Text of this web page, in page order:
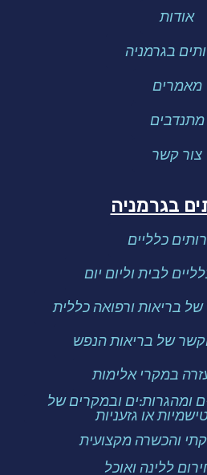
אודות
בגרמניה
מאמרים
מתנדבים
צור קשר
בגרמניה
כלליים
לבית וליום יום
בריאות ורפואה כללית
של בריאות הנפש
במקרי אלימות
ומהגרות:ים ובמקרים של
או גזעניות
והכשרה מקצועית
ללינה ואוכל